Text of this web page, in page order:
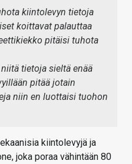
kiintolevyn tietoja
koittavat palauttaa
pitäisi tuhota
tietoja sieltä enää
pitää jotain
niin en luottaisi tuohon
kiintolevyjä ja
joka poraa vähintään 80